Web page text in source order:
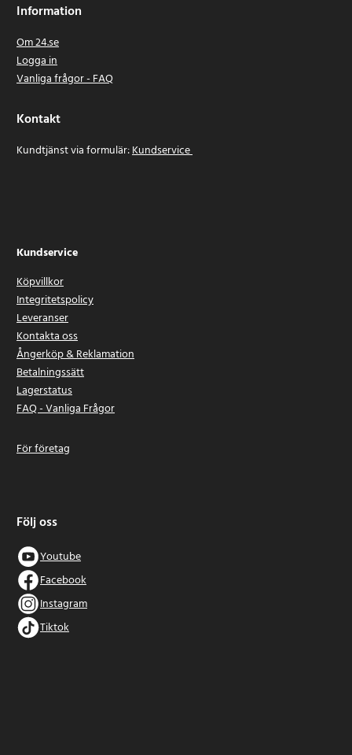
Information
Om 24.se
Logga in
Vanliga frågor - FAQ
Kontakt
Kundtjänst via formulär:Kundservice
Kundservice
Köpvillkor
Integritetspolicy
Leveranser
Kontakta oss
Ångerköp & Reklamation
Betalningssätt
Lagerstatus
FAQ - Vanliga Frågor
För företag
Följ oss
Youtube
Facebook
Instagram
Tiktok